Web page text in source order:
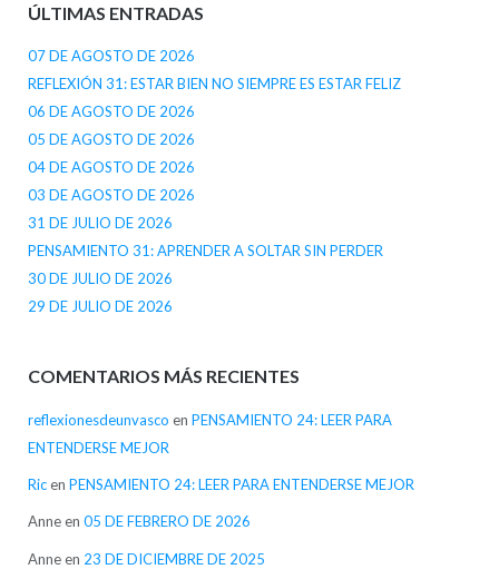
ÚLTIMAS ENTRADAS
07 DE AGOSTO DE 2026
REFLEXIÓN 31: ESTAR BIEN NO SIEMPRE ES ESTAR FELIZ
06 DE AGOSTO DE 2026
05 DE AGOSTO DE 2026
04 DE AGOSTO DE 2026
03 DE AGOSTO DE 2026
31 DE JULIO DE 2026
PENSAMIENTO 31: APRENDER A SOLTAR SIN PERDER
30 DE JULIO DE 2026
29 DE JULIO DE 2026
COMENTARIOS MÁS RECIENTES
reflexionesdeunvasco en PENSAMIENTO 24: LEER PARA
ENTENDERSE MEJOR
Ricen PENSAMIENTO 24: LEER PARA ENTENDERSE MEJOR
Anneen 05 DE FEBRERO DE 2026
Anneen 23 DE DICIEMBRE DE 2025